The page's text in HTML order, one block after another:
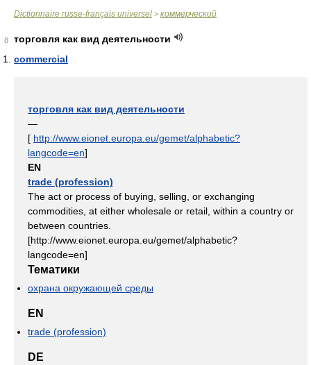
Dictionnaire russe-français universel > коммерческий
8
торговля как вид деятельности
commercial
торговля как вид деятельности
—
[ http://www.eionet.europa.eu/gemet/alphabetic?
langcode=en]
EN
trade (profession)
The act or process of buying, selling, or exchanging
commodities, at either wholesale or retail, within a country or
between countries.
[http://www.eionet.europa.eu/gemet/alphabetic?
langcode=en]
Тематики
охрана окружающей среды
EN
trade (profession)
DE